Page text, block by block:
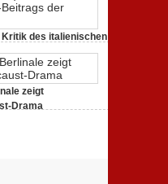
Kritik des italienischen
D’Innocenzo
zeigt
Drama